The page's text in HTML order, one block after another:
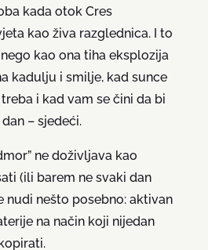
kada otok Cres
kao živa razglednica. I to
kao ona tiha eksplozija
kadulju i smilje, kad sunce
i kad vam se čini da bi
– sjedeći.
ne doživljava kao
(ili barem ne svaki dan
nudi nešto posebno: aktivan
na način koji nijedan